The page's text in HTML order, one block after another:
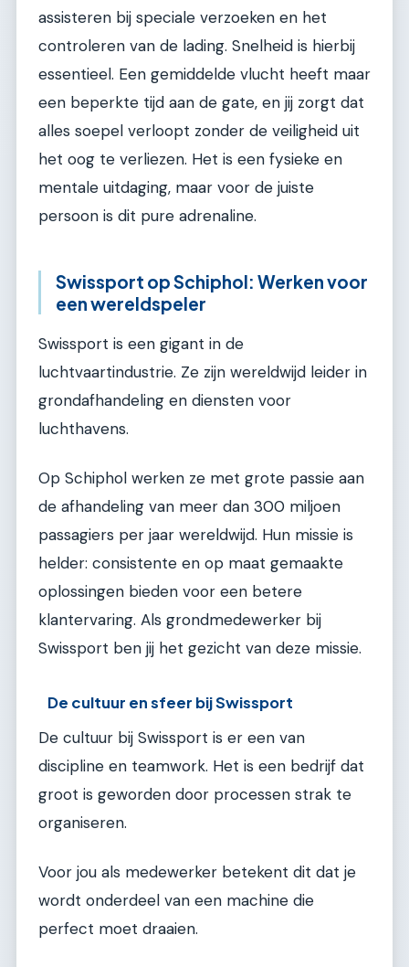
assisteren bij speciale verzoeken en het
controleren van de lading. Snelheid is hierbij
essentieel. Een gemiddelde vlucht heeft maar
een beperkte tijd aan de gate, en jij zorgt dat
alles soepel verloopt zonder de veiligheid uit
het oog te verliezen. Het is een fysieke en
mentale uitdaging, maar voor de juiste
persoon is dit pure adrenaline.
Swissport op Schiphol: Werken voor
een wereldspeler
Swissport is een gigant in de
luchtvaartindustrie. Ze zijn wereldwijd leider in
grondafhandeling en diensten voor
luchthavens.
Op Schiphol werken ze met grote passie aan
de afhandeling van meer dan 300 miljoen
passagiers per jaar wereldwijd. Hun missie is
helder: consistente en op maat gemaakte
oplossingen bieden voor een betere
klantervaring. Als grondmedewerker bij
Swissport ben jij het gezicht van deze missie.
De cultuur en sfeer bij Swissport
De cultuur bij Swissport is er een van
discipline en teamwork. Het is een bedrijf dat
groot is geworden door processen strak te
organiseren.
Voor jou als medewerker betekent dit dat je
wordt onderdeel van een machine die
perfect moet draaien.